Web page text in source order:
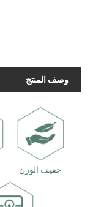
وصف المنتج
خفيف الوزن